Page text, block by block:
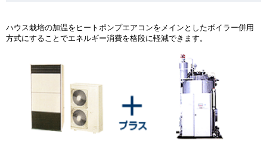
ハウス栽培の加温をヒートポンプエアコンをメインとしたボイラー併用
方式にすることでエネルギー消費を格段に軽減できます。